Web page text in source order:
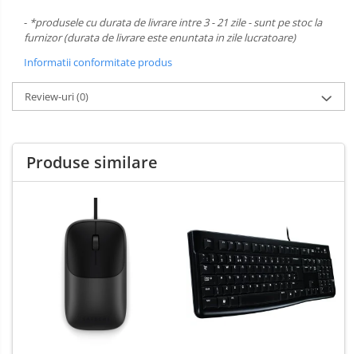
- *produsele cu durata de livrare intre 3 - 21 zile - sunt pe stoc la
furnizor (durata de livrare este enuntata in zile lucratoare)
Informatii conformitate produs
Review-uri(0)
Produse similare